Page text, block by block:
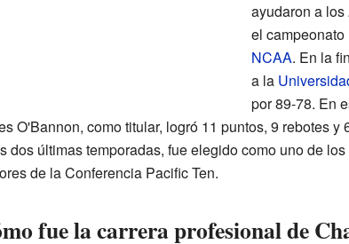
ayudaron a los
el
NCAA. En la
a la
por 89-78. En
O'Bannon, como titular, logró 11 puntos, 9 rebotes y
dos últimas temporadas, fue elegido como uno de
de la Conferencia Pacific Ten.
fue la carrera profesional de